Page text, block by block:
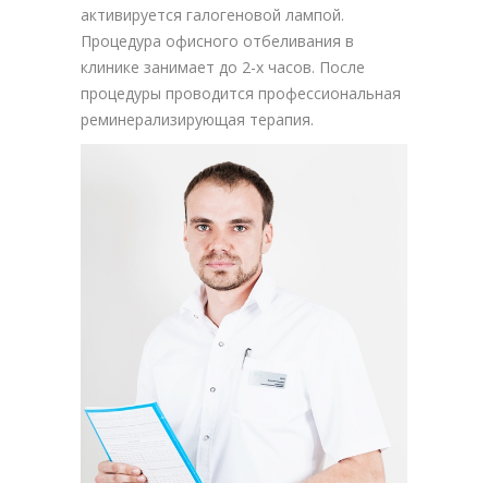
активируется галогеновой лампой.
Процедура офисного отбеливания в
клинике занимает до 2-х часов. После
процедуры проводится профессиональная
реминерализирующая терапия.